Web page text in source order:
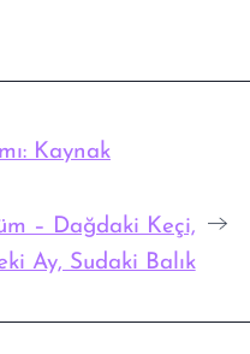
Kaynak
– Dağdaki Keçi,
Ay, Sudaki Balık